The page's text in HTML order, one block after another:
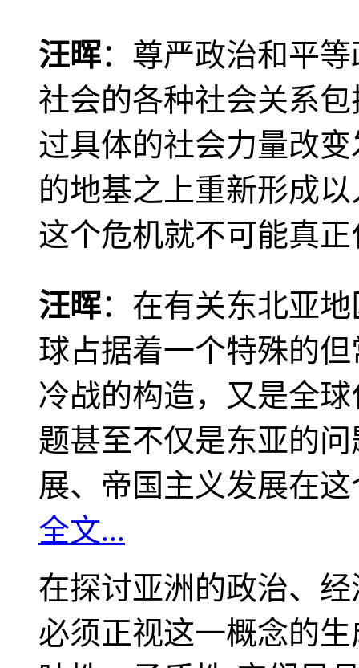
汪晖：尊严政治和平
社会的各种社会关系
过具体的社会力量改
的地基之上重新形成
这个危机就不可能真
汪晖：在有关东北亚
球占据着一个特殊的
冷战的构造，又是全
题甚至不仅是东亚的
展、帝国主义发展在
全文...
在探讨亚洲的政治、
必须正视这一概念的